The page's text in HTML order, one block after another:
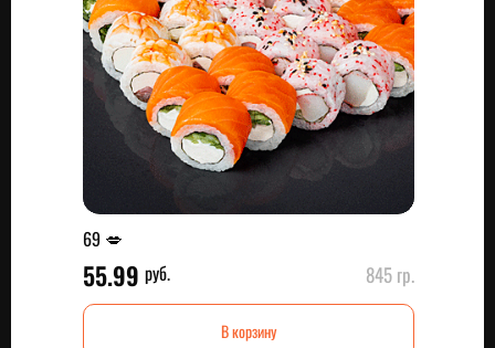
69 💋
55.99 руб. 845 гр.
В корзину